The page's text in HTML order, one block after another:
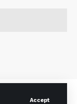
Accept